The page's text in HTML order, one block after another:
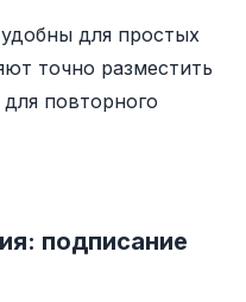
для простых
точно разместить
повторного
подписание